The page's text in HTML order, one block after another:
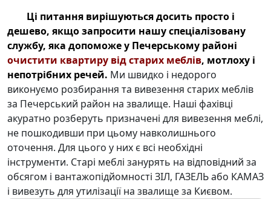
Ці питання вирішуються досить просто і
дешево, якщо запросити нашу спеціалізовану
службу, яка допоможе у Печерському районі
очистити квартиру від старих меблів, мотлоху і
непотрібних речей. Ми швидко і недорого
виконуємо розбирання та вивезення старих меблів
за Печерський район на звалище. Наші фахівці
акуратно розберуть призначені для вивезення меблі,
не пошкодивши при цьому навколишнього
оточення. Для цього у них є всі необхідні
інструменти. Старі меблі занурять на відповідний за
обсягом і вантажопідйомності ЗІЛ, ГАЗЕЛЬ або КАМАЗ
і вивезуть для утилізації на звалище за Києвом.